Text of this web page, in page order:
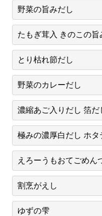
野菜の旨みだし
たもぎ茸入 きのこの旨
とり枯れ節だし
野菜のカレーだし
濃縮あご入りだし 箔だ
極みの濃厚白だし ホタ
えろーうもおてごめん
割烹がえし
ゆずの雫